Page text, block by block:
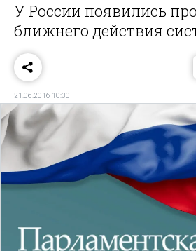
У России появились
ближнего действия
21.06.2016 10:30